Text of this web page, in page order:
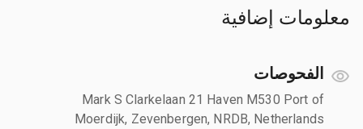
معلومات إضافية
الفحوصات
Mark S Clarkelaan 21 Haven M530 Port of
Moerdijk, Zevenbergen, NRDB, Netherlands